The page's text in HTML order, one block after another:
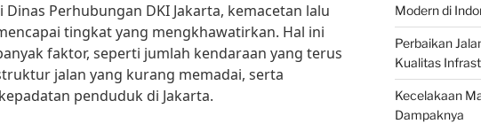
Perhubungan DKI Jakarta, kemacetan lalu
tingkat yang mengkhawatirkan. Hal ini
faktor, seperti jumlah kendaraan yang terus
jalan yang kurang memadai, serta
penduduk di Jakarta.
Modern di
Perbaikan
Kualitas
Kecelakaan
Dampaknya